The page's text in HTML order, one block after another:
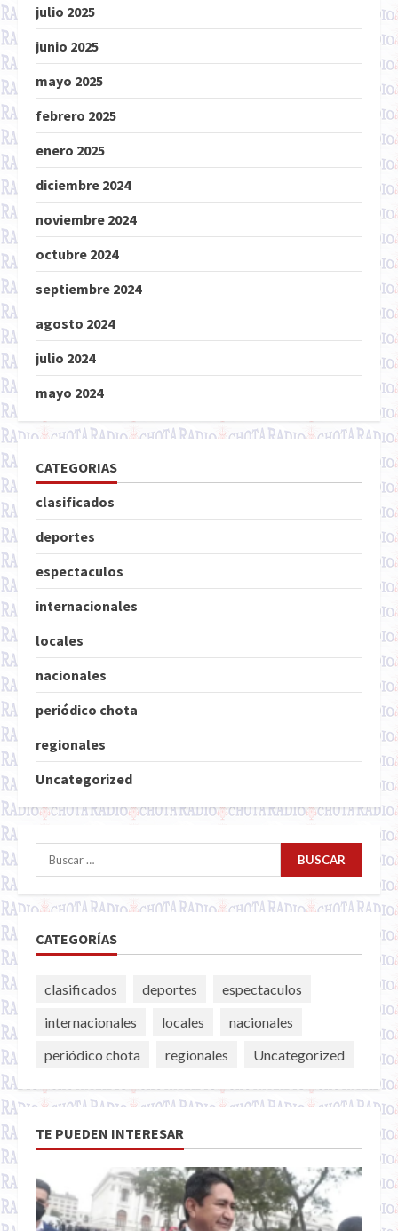
julio 2025
junio 2025
mayo 2025
febrero 2025
enero 2025
diciembre 2024
noviembre 2024
octubre 2024
septiembre 2024
agosto 2024
julio 2024
mayo 2024
CATEGORIAS
clasificados
deportes
espectaculos
internacionales
locales
nacionales
periódico chota
regionales
Uncategorized
Buscar:
CATEGORÍAS
clasificados deportes
espectaculos
internacionales
locales
nacionales
periódico chota
regionales Uncategorized
TE PUEDEN INTERESAR